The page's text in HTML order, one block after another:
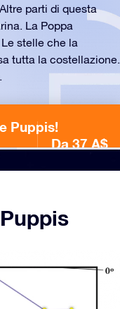
parti di questa
La Poppa
stelle che la
tutta la costellazione.
Puppis!
Da 37 A$